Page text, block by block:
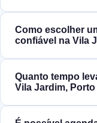
Como escolher
confiável na Vila
Quanto tempo
Vila Jardim, Porto